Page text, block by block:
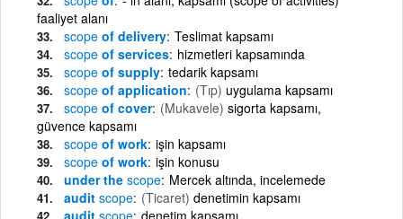
faaliyet alanı
scope of delivery Teslimat kapsamı
scope of services hizmetleri kapsamında
scope of supply tedarik kapsamı
scope of application (Tıp) uygulama kapsamı
scope of cover (Mukavele) sigorta kapsamı,
güvence kapsamı
scope of work işin kapsamı
scope of work işin konusu
under the scope Mercek altında, incelemede
audit scope (Ticaret) denetimin kapsamı
audit scope denetim kapsamı